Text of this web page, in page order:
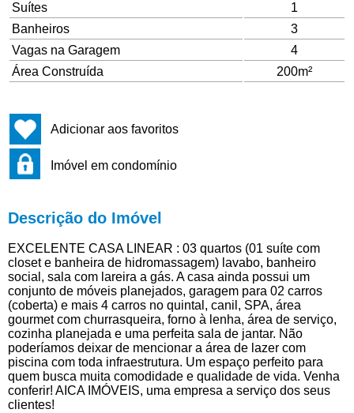
Suítes
1
Banheiros
3
Vagas na Garagem
4
Área Construída
200m²
Adicionar aos favoritos
Imóvel em condomínio
Descrição do Imóvel
EXCELENTE CASA LINEAR : 03 quartos (01 suíte com
closet e banheira de hidromassagem) lavabo, banheiro
social, sala com lareira a gás. A casa ainda possui um
conjunto de móveis planejados, garagem para 02 carros
(coberta) e mais 4 carros no quintal, canil, SPA, área
gourmet com churrasqueira, forno à lenha, área de serviço,
cozinha planejada e uma perfeita sala de jantar. Não
poderíamos deixar de mencionar a área de lazer com
piscina com toda infraestrutura. Um espaço perfeito para
quem busca muita comodidade e qualidade de vida. Venha
conferir! AICA IMÓVEIS, uma empresa a serviço dos seus
clientes!